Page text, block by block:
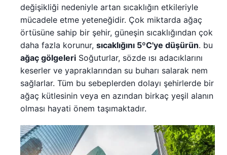
değişikliği nedeniyle artan sıcaklığın etkileriyle
mücadele etme yeteneğidir. Çok miktarda ağaç
örtüsüne sahip bir şehir, güneşin sıcaklığından çok
daha fazla korunur, sıcaklığını 5ºC'ye düşürün. bu
ağaç gölgeleri Soğuturlar, sözde ısı adacıklarını
keserler ve yapraklarından su buharı salarak nem
sağlarlar. Tüm bu sebeplerden dolayı şehirlerde bir
ağaç kütlesinin veya en azından birkaç yeşil alanın
olması hayati önem taşımaktadır.